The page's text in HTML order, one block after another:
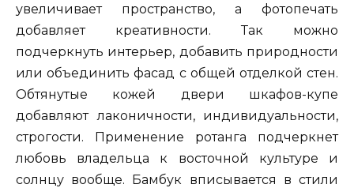
увеличивает пространство, а фотопечать
добавляет креативности. Так можно
подчеркнуть интерьер, добавить природности
или объединить фасад с общей отделкой стен.
Обтянутые кожей двери шкафов-купе
добавляют лаконичности, индивидуальности,
строгости. Применение ротанга подчеркнет
любовь владельца к восточной культуре и
солнцу вообще. Бамбук вписывается в стили